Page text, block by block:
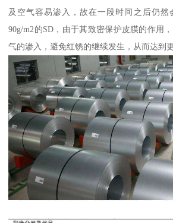
及空气容易渗入，故在一段时间之后仍然
90g/m2的SD，由于其致密保护皮膜的作用
气的渗入，避免红锈的继续发生，从而达到